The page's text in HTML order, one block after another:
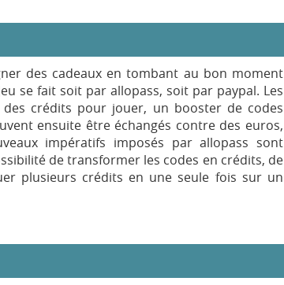
des cadeaux en tombant au bon moment
se fait soit par allopass, soit par paypal. Les
crédits pour jouer, un booster de codes
ensuite être échangés contre des euros,
impératifs imposés par allopass sont
de transformer les codes en crédits, de
plusieurs crédits en une seule fois sur un